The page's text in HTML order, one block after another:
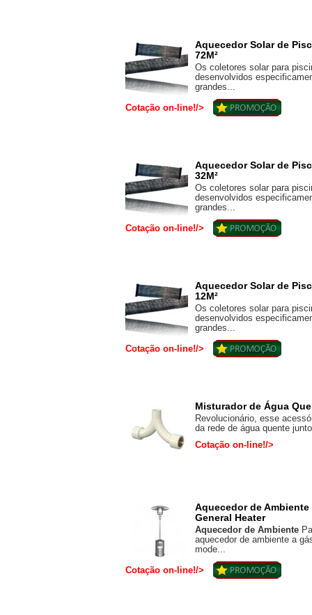
Aquecedor Solar de
72M²
Os coletores solar para
desenvolvidos
grandes...
Cotação on-line!/>
Aquecedor Solar de
32M²
Os coletores solar para
desenvolvidos
grandes...
Cotação on-line!/>
Aquecedor Solar de
12M²
Os coletores solar para
desenvolvidos
grandes...
Cotação on-line!/>
Misturador de Água
Revolucionário, esse
da rede de água quente
Cotação on-line!/>
Aquecedor de Ambiente
General Heater
Aquecedor de Ambiente
aquecedor de ambiente a
mode...
Cotação on-line!/>